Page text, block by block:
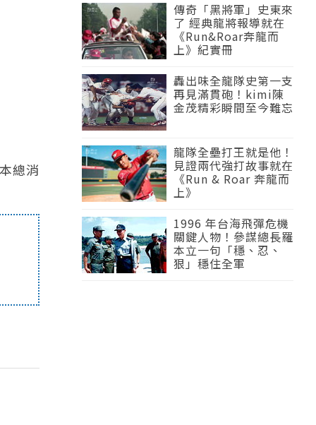
總消
傳奇「黑將軍」史東來
了 經典龍將報導就在
《Run&Roar奔龍而
上》紀實冊
轟出味全龍隊史第一支
再見滿貫砲！kimi陳
金茂精彩瞬間至今難忘
龍隊全壘打王就是他！
見證兩代強打故事就在
《Run & Roar 奔龍而
上》
1996 年台海飛彈危機
關鍵人物！參謀總長羅
本立一句「穩、忍、
狠」穩住全軍